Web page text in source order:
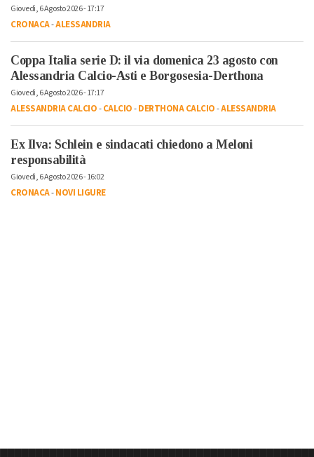
Giovedì, 6 Agosto 2026 - 17:17
CRONACA-ALESSANDRIA
Coppa Italia serie D: il via domenica 23 agosto con
Alessandria Calcio-Asti e Borgosesia-Derthona
Giovedì, 6 Agosto 2026 - 17:17
ALESSANDRIA CALCIO-CALCIO-DERTHONA CALCIO-ALESSANDRIA
Ex Ilva: Schlein e sindacati chiedono a Meloni
responsabilità
Giovedì, 6 Agosto 2026 - 16:02
CRONACA-NOVI LIGURE